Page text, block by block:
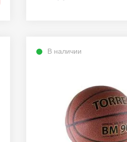
В наличии